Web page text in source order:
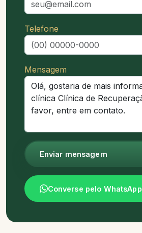
Telefone
Mensagem
Enviar mensagem
Converse pelo WhatsApp